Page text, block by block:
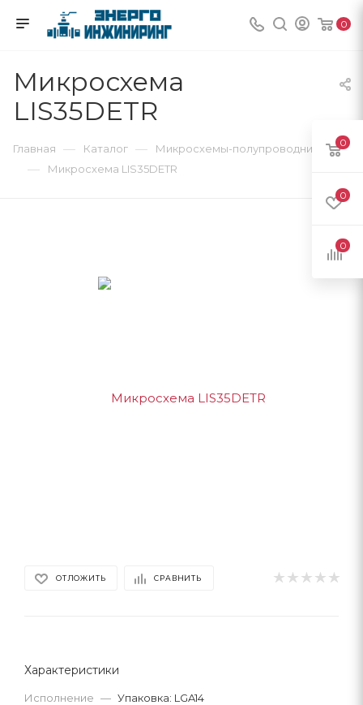
0
Микросхема
LIS35DETR
Главная — Каталог — Микросхемы-полупроводники
— Микросхема LIS35DETR
ОТЛОЖИТЬ СРАВНИТЬ
Характеристики
Исполнение — Упаковка: LGA14
0
0
0